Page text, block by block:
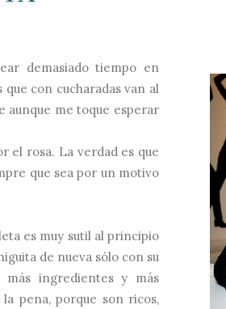
demasiado tiempo en
con cucharadas van al
aunque me toque esperar
el rosa. La verdad es que
que sea por un motivo
es muy sutil al principio
de nueva sólo con su
más ingredientes y más
pena, porque son ricos,